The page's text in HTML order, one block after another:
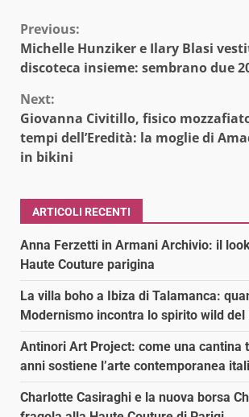
Continue
Reading
Previous:
Michelle Hunziker e Ilary Blasi
discoteca insieme: sembrano due
Next:
Giovanna Civitillo, fisico
tempi dell’Eredità: la moglie di
in bikini
ARTICOLI RECENTI
Anna Ferzetti in Armani Archivio: il
Haute Couture parigina
La villa boho a Ibiza di Talamanca:
Modernismo incontra lo spirito wild
Antinori Art Project: come una cantina
anni sostiene l’arte contemporanea
Charlotte Casiraghi e la nuova borsa